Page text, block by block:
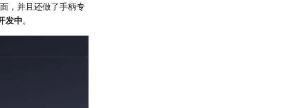
，并且还做了手柄专
发中。